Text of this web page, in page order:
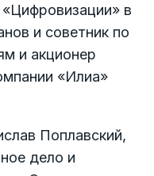
в
и советник по
и акционер
«Илиа»
Поплавский,
дело и